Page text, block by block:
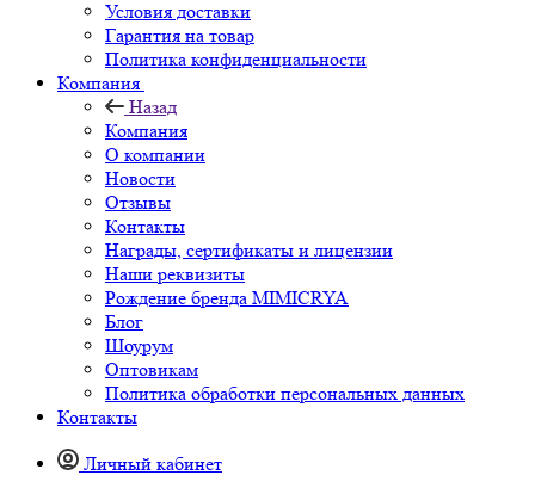
Условия доставки
Гарантия на товар
Политика конфиденциальности
Компания
Назад
Компания
О компании
Новости
Отзывы
Контакты
Награды, сертификаты и лицензии
Наши реквизиты
Рождение бренда MIMICRYA
Блог
Шоурум
Оптовикам
Политика обработки персональных данных
Контакты
Личный кабинет